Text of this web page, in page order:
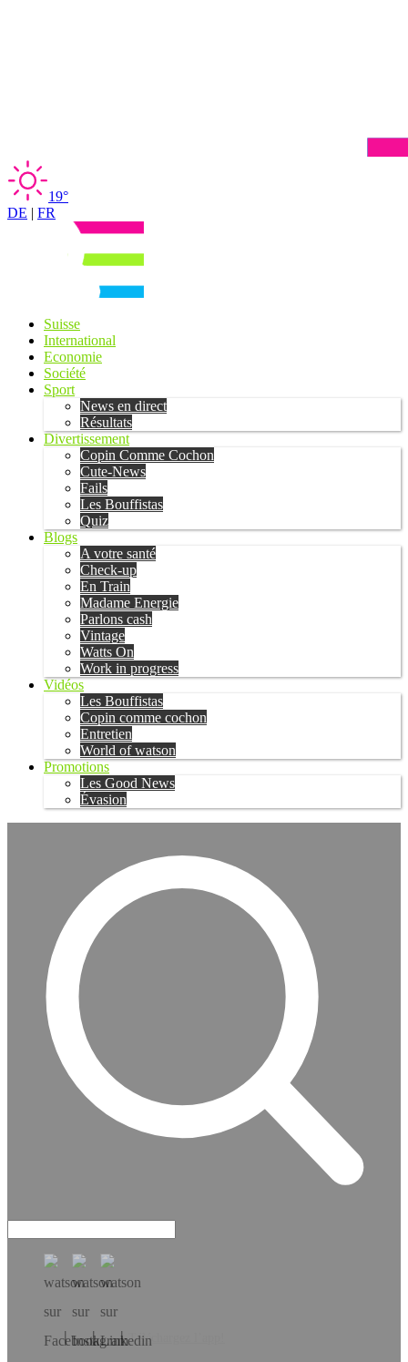
19°
DE | FR
Suisse
International
Economie
Société
Sport
News en direct
Résultats
Divertissement
Copin Comme Cochon
Cute-News
Fails
Les Bouffistas
Quiz
Blogs
A votre santé
Check-up
En Train
Madame Energie
Parlons cash
Vintage
Watts On
Work in progress
Vidéos
Les Bouffistas
Copin comme cochon
Entretien
World of watson
Promotions
Les Good News
Évasion
Téléchargez l’app!